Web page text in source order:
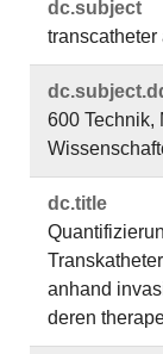
dc.​subject
transcatheter
600 Technik,
dc.​title
anhand
deren